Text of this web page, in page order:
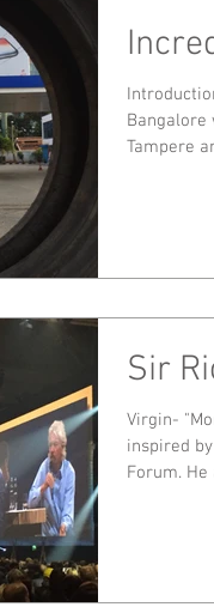
Bangalore
Tampere
Sir
Virgin-
inspired
Forum.